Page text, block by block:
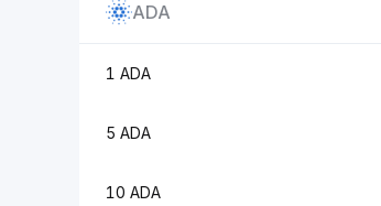
ADA
1 ADA
5 ADA
10 ADA